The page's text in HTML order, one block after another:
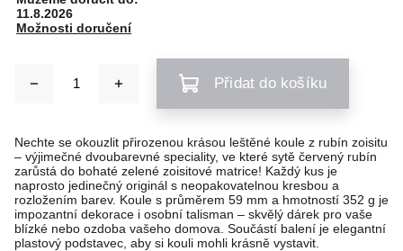
11.8.2026
Možnosti doručení
Přidat do košíku
Nechte se okouzlit přirozenou krásou leštěné koule z rubín zoisitu
– výjimečné dvoubarevné speciality, ve které sytě červený rubín
zarůstá do bohaté zelené zoisitové matrice! Každý kus je
naprosto jedinečný originál s neopakovatelnou kresbou a
rozložením barev. Koule s průměrem 59 mm a hmotností 352 g je
impozantní dekorace i osobní talisman – skvělý dárek pro vaše
blízké nebo ozdoba vašeho domova. Součástí balení je elegantní
plastový podstavec, aby si kouli mohli krásně vystavit.